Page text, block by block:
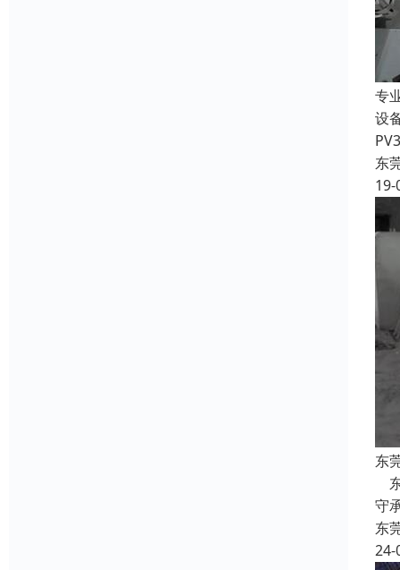
专
设
东
19-
东
守
东
24-